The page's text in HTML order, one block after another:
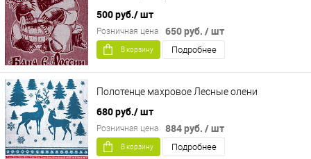
500 руб./ шт
650 руб. / шт
Розничная цена
В корзину Подробнее
Полотенце махровое Лесные олени
680 руб./ шт
884 руб. / шт
Розничная цена
В корзину Подробнее